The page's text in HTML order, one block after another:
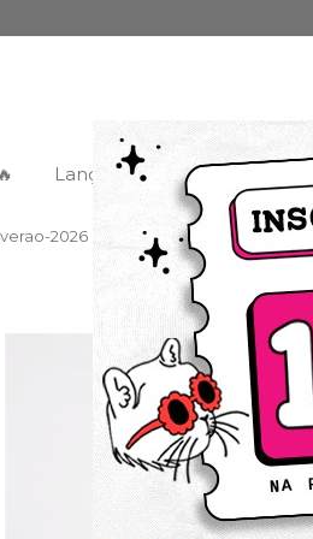
Lançamentos Categorias
2026
DESCONTO PROGRESSIVO